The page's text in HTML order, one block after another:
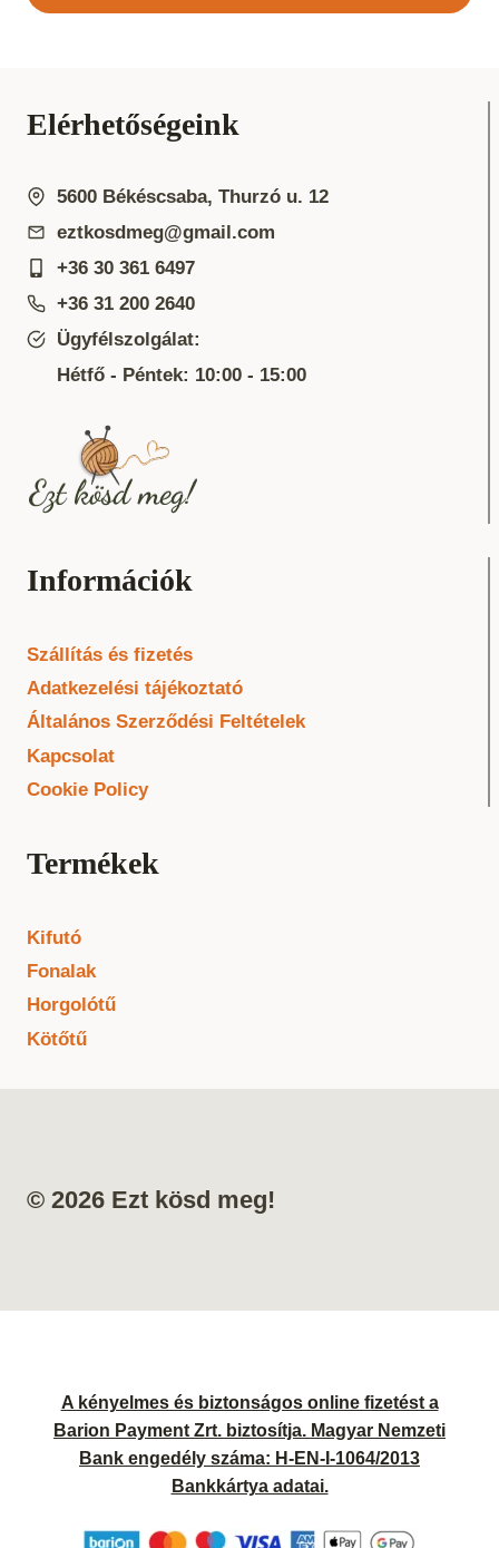
Elérhetőségeink
5600 Békéscsaba, Thurzó u. 12
eztkosdmeg@gmail.com
+36 30 361 6497
+36 31 200 2640
Ügyfélszolgálat:
Hétfő - Péntek: 10:00 - 15:00
Információk
Szállítás és fizetés
Adatkezelési tájékoztató
Általános Szerződési Feltételek
Kapcsolat
Cookie Policy
Termékek
Kifutó
Fonalak
Horgolótű
Kötőtű
© 2026 Ezt kösd meg!
A kényelmes és biztonságos online fizetést a
Barion Payment Zrt. biztosítja. Magyar Nemzeti
Bank engedély száma: H-EN-I-1064/2013
Bankkártya adatai.